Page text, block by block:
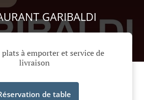
GARIBALDI
plats à emporter et service de
livraison
de table